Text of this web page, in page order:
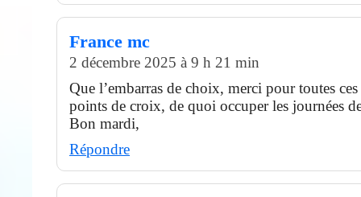
France mc
2 décembre 2025 à 9 h 21 min
Que l’embarras de choix, merci pour toutes
points de croix, de quoi occuper les journées
Bon mardi,
Répondre